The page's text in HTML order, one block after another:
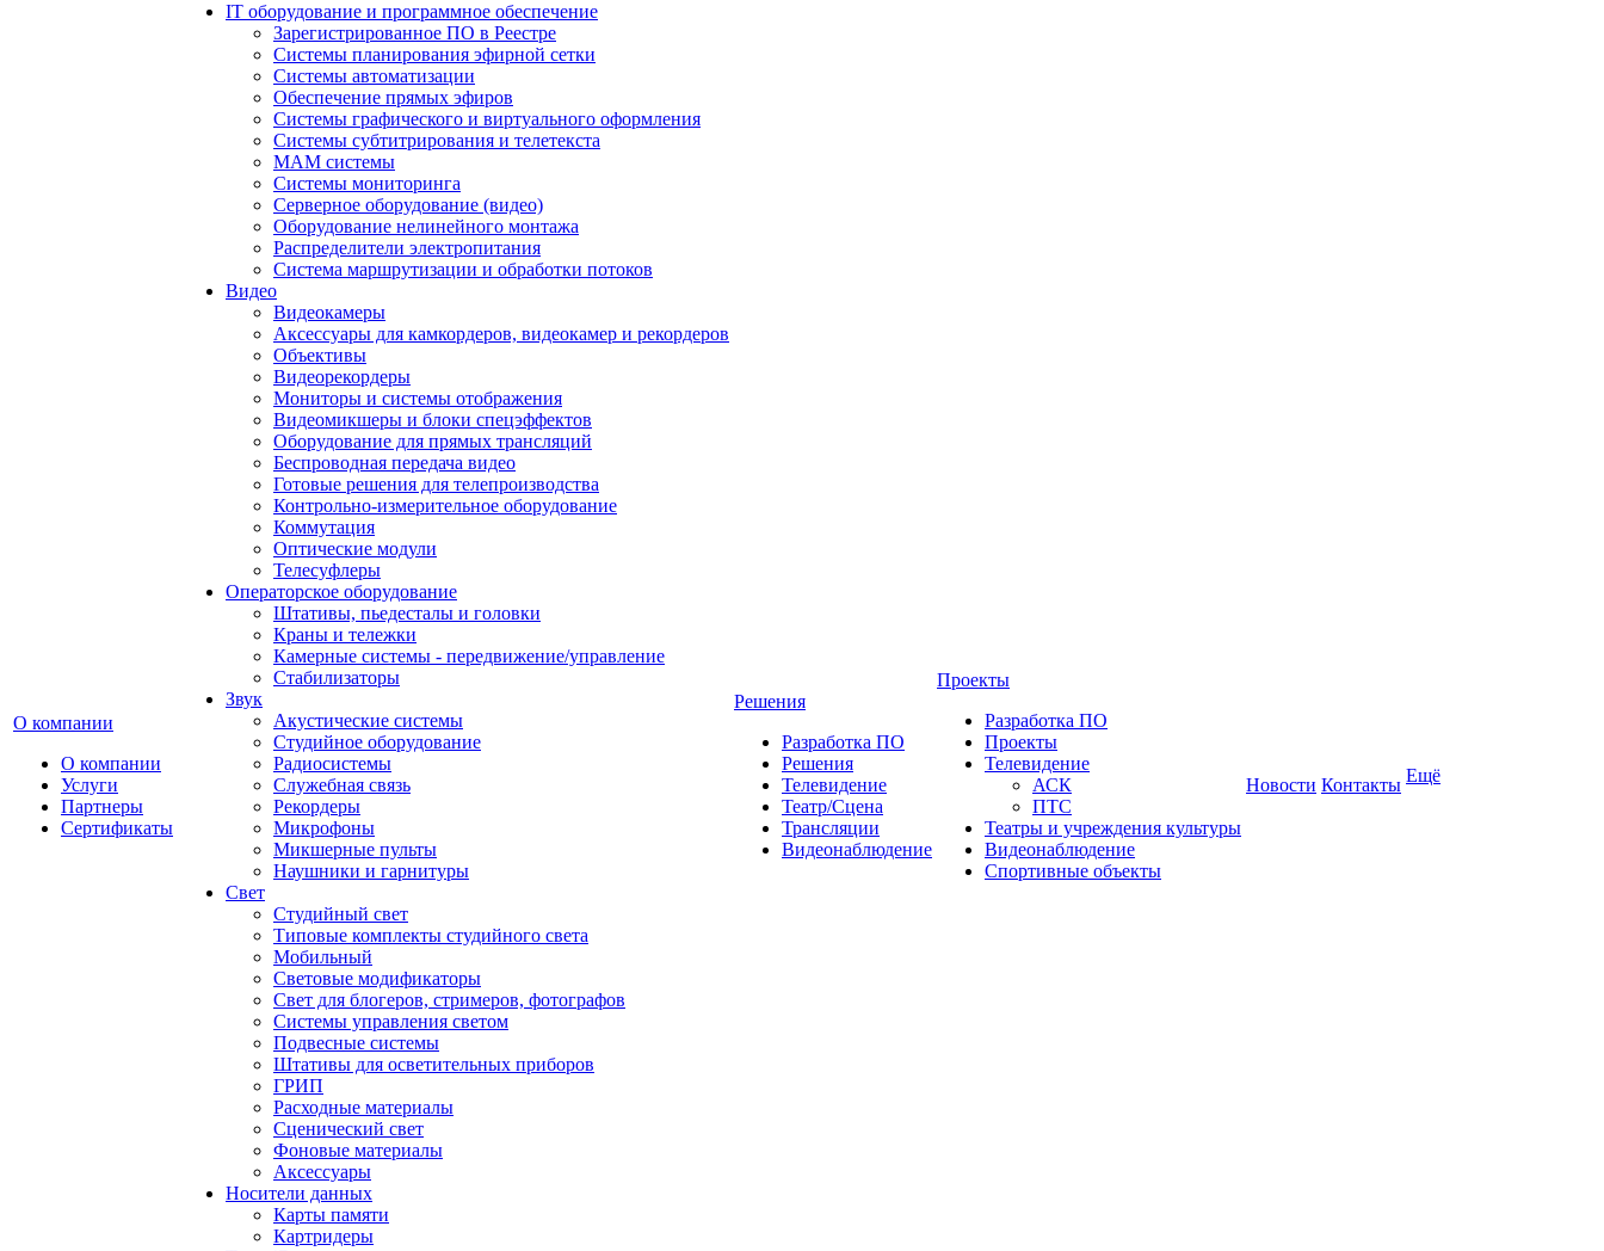
О компании
О компании
Услуги
Партнеры
Сертификаты
IT оборудование и программное обеспечение
Зарегистрированное ПО в Реестре
Системы планирования эфирной сетки
Системы автоматизации
Обеспечение прямых эфиров
Системы графического и виртуального оформления
Системы субтитрирования и телетекста
MAM системы
Системы мониторинга
Серверное оборудование (видео)
Оборудование нелинейного монтажа
Распределители электропитания
Система маршрутизации и обработки потоков
Видео
Видеокамеры
Аксессуары для камкордеров, видеокамер и рекордеров
Объективы
Видеорекордеры
Мониторы и системы отображения
Видеомикшеры и блоки спецэффектов
Оборудование для прямых трансляций
Беспроводная передача видео
Готовые решения для телепроизводства
Контрольно-измерительное оборудование
Коммутация
Оптические модули
Телесуфлеры
Операторское оборудование
Штативы, пьедесталы и головки
Краны и тележки
Камерные системы - передвижение/управление
Стабилизаторы
Звук
Акустические системы
Студийное оборудование
Радиосистемы
Служебная связь
Рекордеры
Микрофоны
Микшерные пульты
Наушники и гарнитуры
Свет
Студийный свет
Типовые комплекты студийного света
Мобильный
Световые модификаторы
Свет для блогеров, стримеров, фотографов
Системы управления светом
Подвесные системы
Штативы для осветительных приборов
ГРИП
Расходные материалы
Сценический свет
Фоновые материалы
Аксессуары
Носители данных
Карты памяти
Картридеры
Решения
Разработка ПО
Решения
Телевидение
Театр/Сцена
Трансляции
Видеонаблюдение
Проекты
Разработка ПО
Проекты
Телевидение
АСК
ПТС
Театры и учреждения культуры
Видеонаблюдение
Спортивные объекты
Новости Контакты Ещё